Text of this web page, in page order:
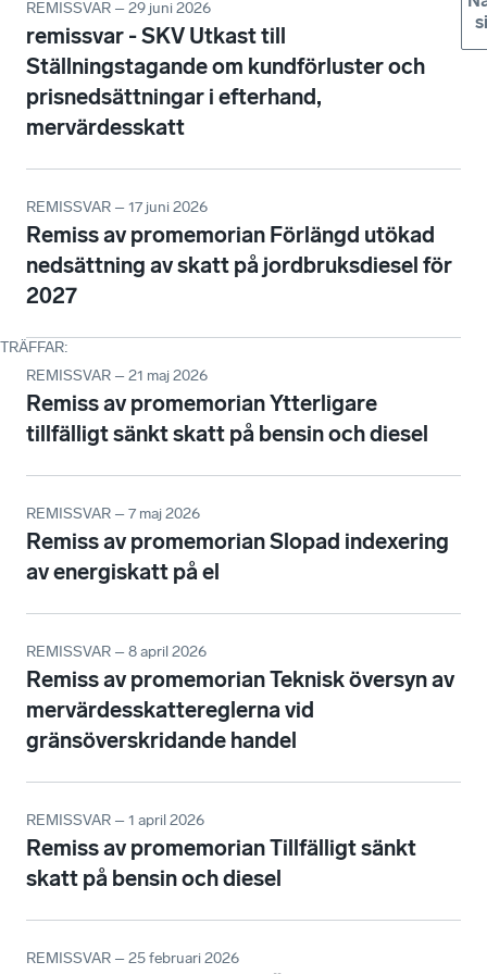
TRÄFFAR:
REMISSVAR – 29 juni 2026
remissvar - SKV Utkast till
Ställningstagande om kundförluster och
prisnedsättningar i efterhand,
mervärdesskatt
REMISSVAR – 17 juni 2026
Remiss av promemorian Förlängd utökad
nedsättning av skatt på jordbruksdiesel för
2027
REMISSVAR – 21 maj 2026
Remiss av promemorian Ytterligare
tillfälligt sänkt skatt på bensin och diesel
REMISSVAR – 7 maj 2026
Remiss av promemorian Slopad indexering
av energiskatt på el
REMISSVAR – 8 april 2026
Remiss av promemorian Teknisk översyn av
mervärdesskattereglerna vid
gränsöverskridande handel
REMISSVAR – 1 april 2026
Remiss av promemorian Tillfälligt sänkt
skatt på bensin och diesel
REMISSVAR – 25 februari 2026